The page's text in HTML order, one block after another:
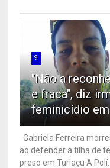
9
"Não a
e fraca", diz
feminicídio
Gabriela Ferreira
ao defender a filha de
preso em Turiaçu A Polí...